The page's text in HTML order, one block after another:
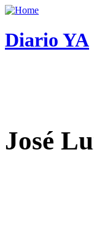
Diario YA
José